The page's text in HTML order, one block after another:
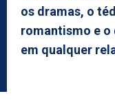
os dramas, o
romantismo e o
em qualquer